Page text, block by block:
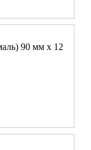
90 мм х 12